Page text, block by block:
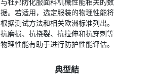
与杜邦防化服面料机械性能相关的数
据。若适用，选定服装的物理性能将
根据测试方法和相关欧洲标准列出。
抗磨损、抗挠裂、抗拉伸和抗穿刺等
物理性能有助于进行防护性能评估。
典型結